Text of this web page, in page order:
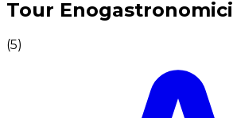
Tour Enogastronomici
(5)